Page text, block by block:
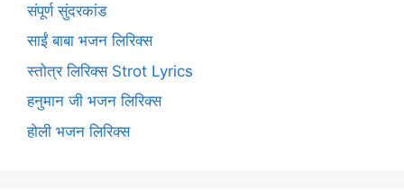
संपूर्ण सुंदरकांड
साईं बाबा भजन लिरिक्स
स्तोत्र लिरिक्स Strot Lyrics
हनुमान जी भजन लिरिक्स
होली भजन लिरिक्स